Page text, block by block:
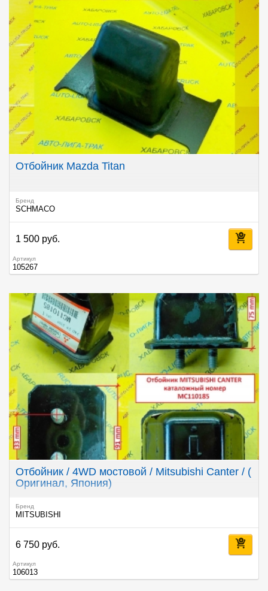
Отбойник Mazda Titan
Бренд
SCHMACO
1 500 руб.
Артикул
105267
Отбойник / 4WD мостовой / Mitsubishi Canter / (
Оригинал, Япония)
Бренд
MITSUBISHI
6 750 руб.
Артикул
106013